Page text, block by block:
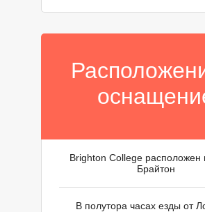
Brighton College расположен
Брайтон
В полутора часах езды от